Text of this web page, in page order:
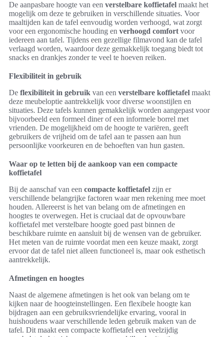
De aanpasbare hoogte van een verstelbare koffietafel maakt het
mogelijk om deze te gebruiken in verschillende situaties. Voor
maaltijden kan de tafel eenvoudig worden verhoogd, wat zorgt
voor een ergonomische houding en verhoogd comfort voor
iedereen aan tafel. Tijdens een gezellige filmavond kan de tafel
verlaagd worden, waardoor deze gemakkelijk toegang biedt tot
snacks en drankjes zonder te veel te hoeven reiken.
Flexibiliteit in gebruik
De flexibiliteit in gebruik van een verstelbare koffietafel maakt
deze meubeloptie aantrekkelijk voor diverse woonstijlen en
situaties. Deze tafels kunnen gemakkelijk worden aangepast voor
bijvoorbeeld een formeel diner of een informele borrel met
vrienden. De mogelijkheid om de hoogte te variëren, geeft
gebruikers de vrijheid om de tafel aan te passen aan hun
persoonlijke voorkeuren en de behoeften van hun gasten.
Waar op te letten bij de aankoop van een compacte
koffietafel
Bij de aanschaf van een compacte koffietafel zijn er
verschillende belangrijke factoren waar men rekening mee moet
houden. Allereerst is het van belang om de afmetingen en
hoogtes te overwegen. Het is cruciaal dat de opvouwbare
koffietafel met verstelbare hoogte goed past binnen de
beschikbare ruimte en aansluit bij de wensen van de gebruiker.
Het meten van de ruimte voordat men een keuze maakt, zorgt
ervoor dat de tafel niet alleen functioneel is, maar ook esthetisch
aantrekkelijk.
Afmetingen en hoogtes
Naast de algemene afmetingen is het ook van belang om te
kijken naar de hoogteinstellingen. Een flexibele hoogte kan
bijdragen aan een gebruiksvriendelijke ervaring, vooral in
huishoudens waar verschillende leden gebruik maken van de
tafel. Dit maakt een compacte koffietafel een veelzijdig